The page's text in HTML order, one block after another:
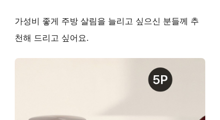
가성비 좋게 주방 살림을 늘리고 싶으신 분들께 추
천해 드리고 싶어요.